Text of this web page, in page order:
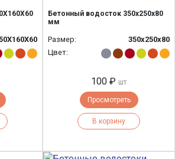
Бетонный водосток 350х250х80
мм
Размер:
350х250х80
Цвет:
100 ₽ шт
Просмотреть
В корзину